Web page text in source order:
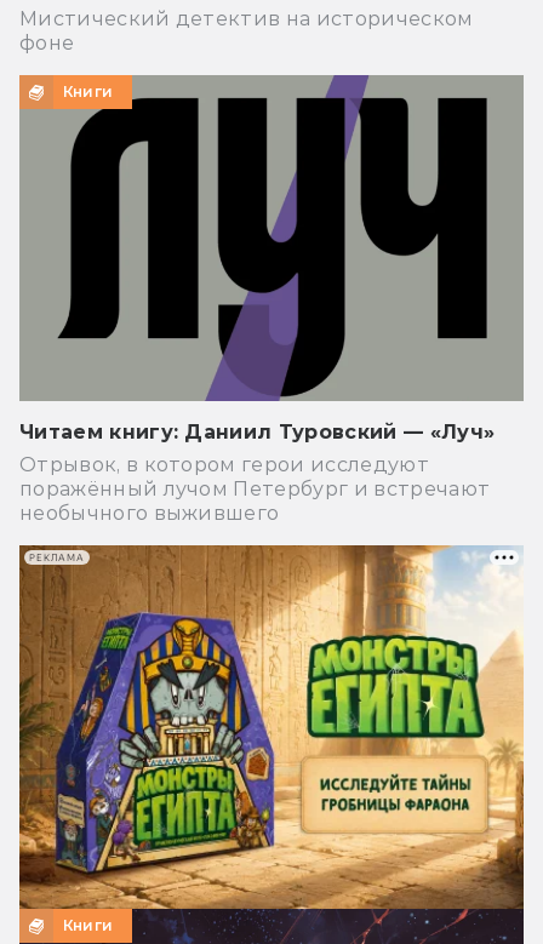
Мистический детектив на историческом
фоне
Книги
Читаем книгу: Даниил Туровский — «Луч»
Отрывок, в котором герои исследуют
поражённый лучом Петербург и встречают
необычного выжившего
Книги
РЕКЛАМА